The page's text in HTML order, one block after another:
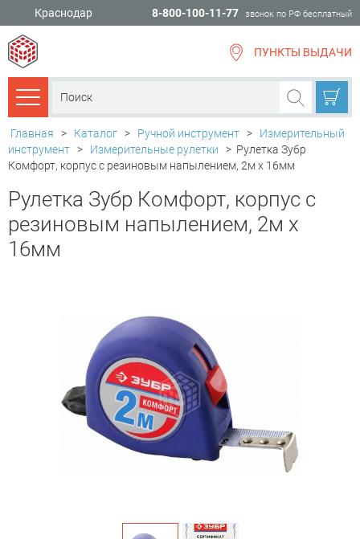
Краснодар 8-800-100-11-77 звонок по РФ бесплатный
ПУНКТЫ ВЫДАЧИ
Каталог товаров
Главная > Каталог > Ручной инструмент >
Измерительный
инструмент > Измерительные рулетки > Рулетка Зубр
Комфорт, корпус с резиновым напылением, 2м х 16мм
Рулетка Зубр Комфорт, корпус с
резиновым напылением, 2м х
16мм